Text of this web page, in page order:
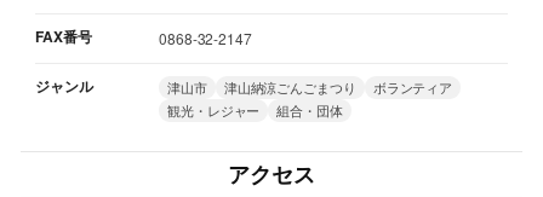
FAX番号 0868-32-2147
ジャンル 津山市 津山納涼ごんごまつり
ボランティア
観光・レジャー
組合・団体
アクセス